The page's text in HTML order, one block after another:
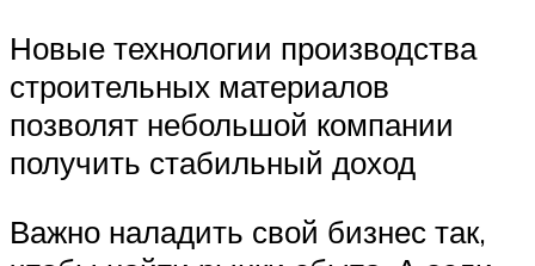
Новые технологии производства
строительных материалов
позволят небольшой компании
получить стабильный доход
Важно наладить свой бизнес так,